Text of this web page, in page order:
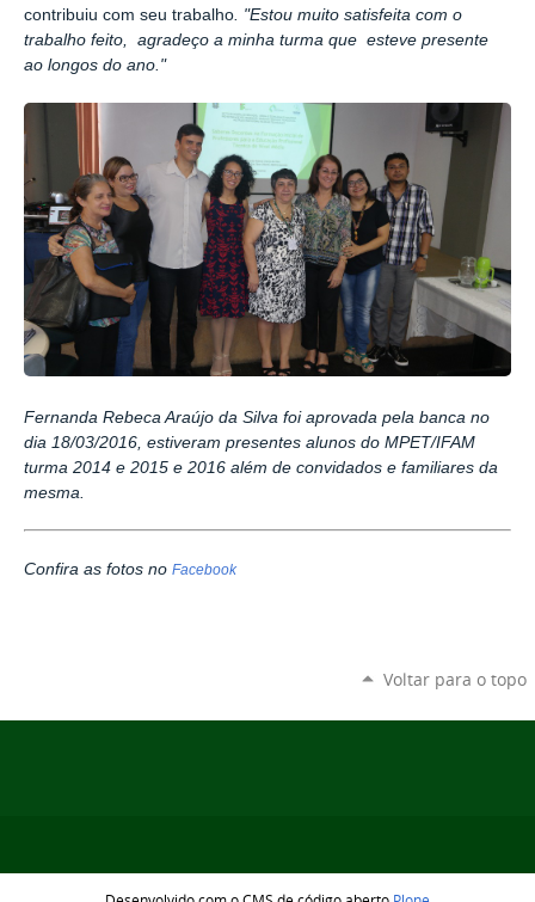
contribuiu com seu trabalho . "Estou muito satisfeita com o
trabalho feito, agradeço a minha turma que esteve presente
ao longos do ano. "
Fernanda Rebeca Araújo da Silva foi aprovada pela banca no
dia 18/03/2016, estiveram presentes alunos do MPET/IFAM
turma 2014 e 2015 e 2016 além de convidados e familiares da
mesma.
Confira as fotos no Facebook
Voltar para o topo